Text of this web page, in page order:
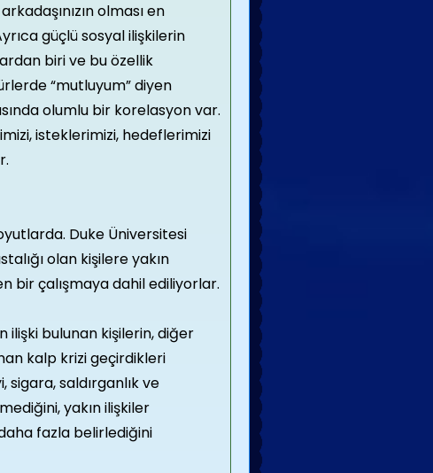
olması en
güçlü sosyal ilişkilerin
biri ve bu özellik
“mutluyum” diyen
olumlu bir korelasyon var.
isteklerimizi, hedeflerimizi
Duke Üniversitesi
olan kişilere yakın
bir çalışmaya dahil ediliyorlar.
ilişki bulunan kişilerin, diğer
kalp krizi geçirdikleri
saldırganlık ve
yakın ilişkiler
fazla belirlediğini